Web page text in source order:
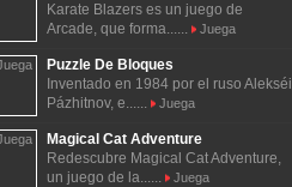
Karate Blazers es un juego de
Arcade, que forma......
Juega
Puzzle De Bloques
Inventado en 1984 por el ruso Alekséi
Pázhitnov, e......
Juega
Magical Cat Adventure
Redescubre Magical Cat Adventure,
un juego de la......
Juega